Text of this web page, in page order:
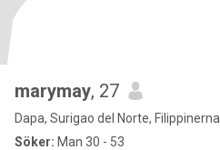
marymay, 27
Dapa, Surigao del Norte, Filippinerna
Söker: Man 30 - 53